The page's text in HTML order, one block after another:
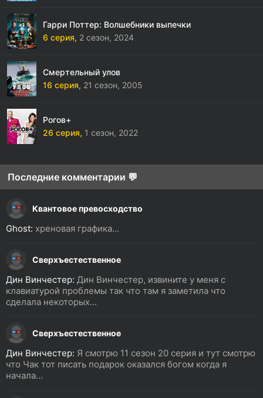
Гарри Поттер: Волшебники выпечки
6 серия, 2 сезон, 2024
Смертельный улов
16 серия, 21 сезон, 2005
Рогов+
26 серия, 1 сезон, 2022
Последние комментарии 💬
Квантовое превосходство
Ghost: хреновая графика...
Сверхъестественное
Дин Винчестер: Дин Винчестер, извините у меня с
клавиатурой проблемы так что там я заметила что
сделала некоторых...
Сверхъестественное
Дин Винчестер: Я смотрю 11 сезон 20 серия и тут смотрю
что Чак тот писать подарок оказался богом когда я
начала...